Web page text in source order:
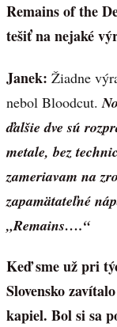
Remains of the
tešiť na nejaké
Janek: Žiadne
nebol Bloodcut.
ďalšie dve sú
metale, bez
zameriavam na
zapamätateľné
„Remains….“
Keď sme už pri
Slovensko
kapiel. Bol si sa